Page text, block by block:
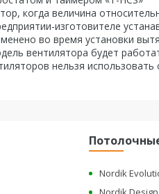
когда величина
изготовителе
во время установки
вентилятора будет
нельзя использовать
Nordik